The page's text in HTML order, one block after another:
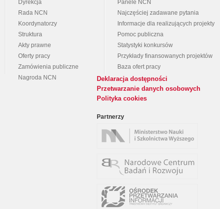
Dyrekcja
Rada NCN
Koordynatorzy
Struktura
Akty prawne
Oferty pracy
Zamówienia publiczne
Nagroda NCN
Panele NCN
Najczęściej zadawane pytania
Informacje dla realizujących projekty
Pomoc publiczna
Statystyki konkursów
Przykłady finansowanych projektów
Baza ofert pracy
Deklaracja dostępności
Przetwarzanie danych osobowych
Polityka cookies
Partnerzy